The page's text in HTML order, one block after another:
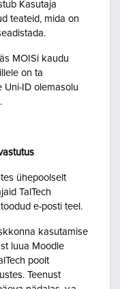
Kasutaja
teateid, mida on
MOISi kaudu
on ta
Uni-ID olemasolu
ühepoolselt
TalTech
e-posti teel.
kasutamise
luua Moodle
poolt
Teenust